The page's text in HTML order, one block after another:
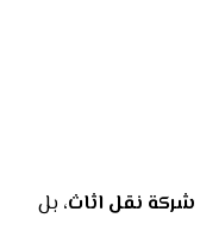
شركة نقل اثاث، بل